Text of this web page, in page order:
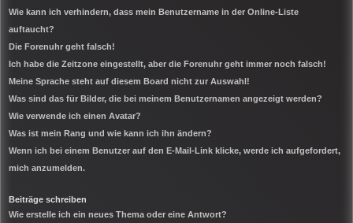
Wie kann ich verhindern, dass mein Benutzername in der Online-Liste
auftaucht?
Die Forenuhr geht falsch!
Ich habe die Zeitzone eingestellt, aber die Forenuhr geht immer noch falsch!
Meine Sprache steht auf diesem Board nicht zur Auswahl!
Was sind das für Bilder, die bei meinem Benutzernamen angezeigt werden?
Wie verwende ich einen Avatar?
Was ist mein Rang und wie kann ich ihn ändern?
Wenn ich bei einem Benutzer auf den E-Mail-Link klicke, werde ich aufgefordert,
mich anzumelden.
Beiträge schreiben
Wie erstelle ich ein neues Thema oder eine Antwort?